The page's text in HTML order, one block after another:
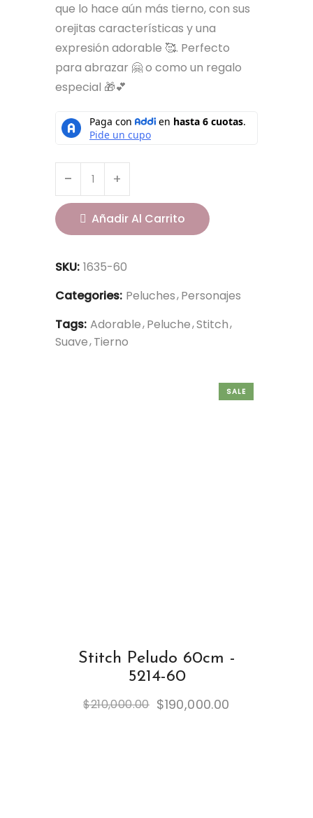
que lo hace aún más tierno, con sus
orejitas características y una
expresión adorable 🥰. Perfecto
para abrazar 🤗 o como un regalo
especial 🎁💕
Añadir Al Carrito
SKU: 1635-60
Categories: Peluches Personajes
Tags: Adorable Peluche Stitch
Suave Tierno
SALE
Stitch Peludo 60cm -
5214-60
$210,000.00 $190,000.00